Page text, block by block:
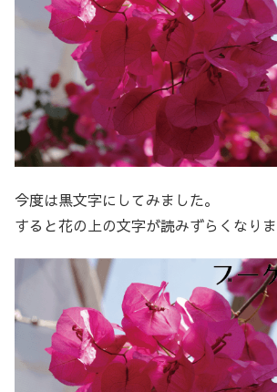
今度は黒文字にしてみました。
すると花の上の文字が読みずらくなりま